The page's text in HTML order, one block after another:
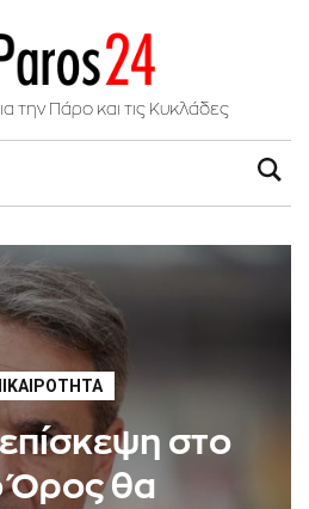
την Πάρο και τις Κυκλάδες
στο
Όρος θα